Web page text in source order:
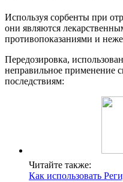
Используя сорбенты при
они являются
противопоказаниями и
Передозировка,
неправильное применение
последствиям:
Читайте также:
Как использовать